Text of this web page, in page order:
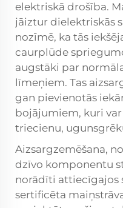
elektriskā drošība.
jāiztur dielektriskās
nozīmē, ka tās
caurplūde
augstāki par
līmeņiem. Tas
gan pievienotās
bojājumiem, kuri
triecienu,
Aizsargzemēšana,
dzīvo komponentu
norādīti attiecīgajos
sertificēta